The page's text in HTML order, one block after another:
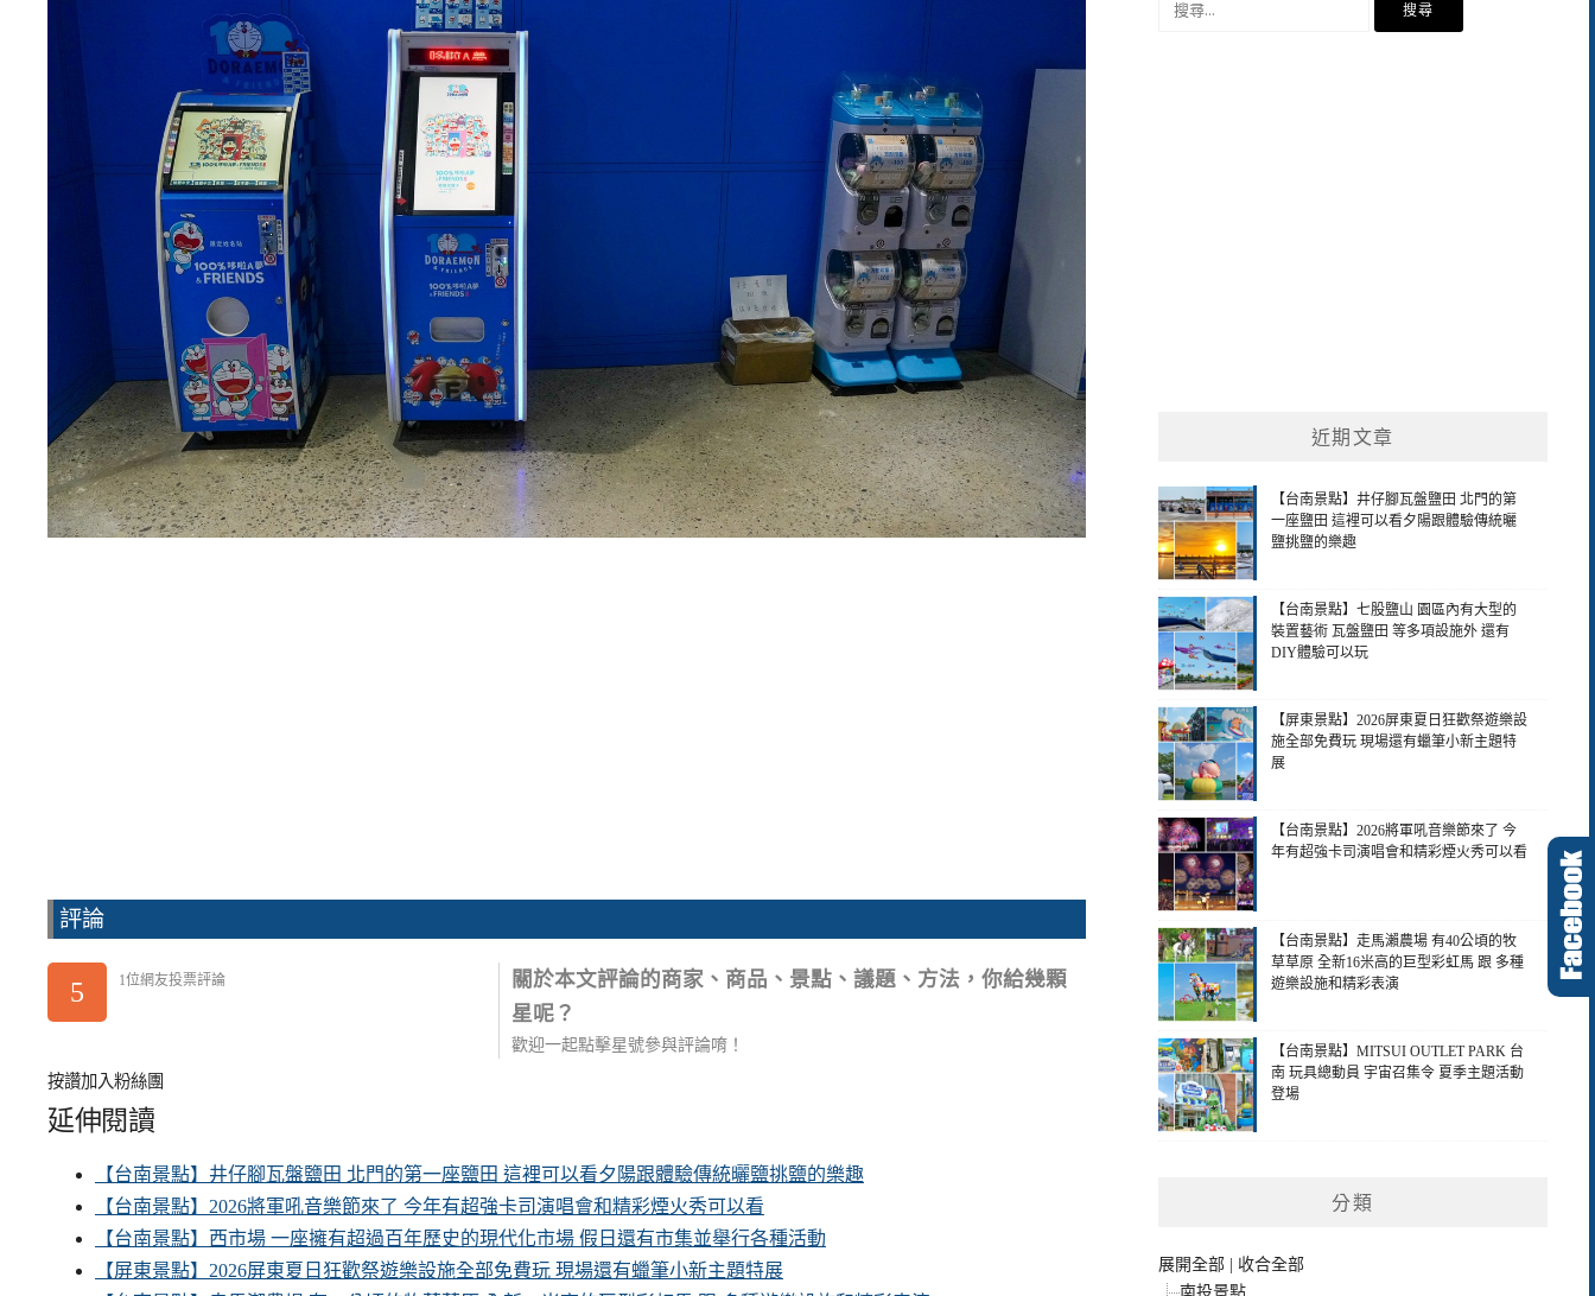
評論
5 1位網友投票評論
關於本文評論的商家、商品、景點、議題、方法，你給幾顆
星呢？
歡迎一起點擊星號參與評論唷！
按讚加入粉絲團
延伸閱讀
【台南景點】井仔腳瓦盤鹽田 北門的第一座鹽田 這裡可以看夕陽跟體驗傳統曬鹽挑鹽的樂趣
【台南景點】2026將軍吼音樂節來了 今年有超強卡司演唱會和精彩煙火秀可以看
【台南景點】西市場 一座擁有超過百年歷史的現代化市場 假日還有市集並舉行各種活動
【屏東景點】2026屏東夏日狂歡祭遊樂設施全部免費玩 現場還有蠟筆小新主題特展
近期文章
【台南景點】井仔腳瓦盤鹽田 北門的第
一座鹽田 這裡可以看夕陽跟體驗傳統曬
鹽挑鹽的樂趣
【台南景點】七股鹽山 園區內有大型的
裝置藝術 瓦盤鹽田 等多項設施外 還有
DIY體驗可以玩
【屏東景點】2026屏東夏日狂歡祭遊樂設
施全部免費玩 現場還有蠟筆小新主題特
展
【台南景點】2026將軍吼音樂節來了 今
年有超強卡司演唱會和精彩煙火秀可以看
【台南景點】走馬瀨農場 有40公頃的牧
草草原 全新16米高的巨型彩虹馬 跟 多種
遊樂設施和精彩表演
【台南景點】MITSUI OUTLET PARK 台
南 玩具總動員 宇宙召集令 夏季主題活動
登場
分類
展開全部
收合全部
南投景點